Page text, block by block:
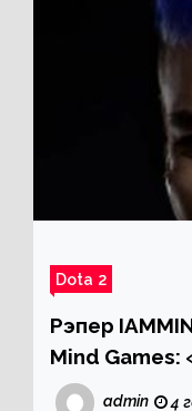
Dota 2
Рэпер
Mind Games:
до трех млн,
admin 4